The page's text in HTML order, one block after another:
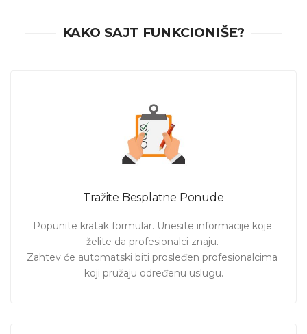
kamina i brojne druge. Usluge koje se najčešće traže od
ostavljanje temelja, izgradnja zidova, kao i
Ukoliko su Vam potrebne uslugezidara
Za promenu grada kliknite
Pošaljite zahtev i uskoro ćete dobiti ponude od
su motivisani, slobodni i spremni da kvalitetno urade posao.
KAKO SAJT FUNKCIONIŠE?
Tražite Besplatne Ponude
Popunite kratak formular. Unesite informacije koje
želite da profesionalci znaju.
Zahtev će automatski biti prosleđen profesionalcima
koji pružaju određenu uslugu.